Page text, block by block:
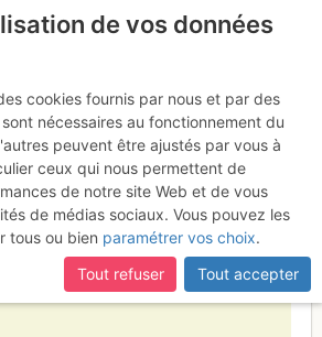
de Morgiou -
Michel : ZI -
Dimanche 26 février 2017
du-Rhône
de vos données
cookies fournis par nous et par des
nécessaires au fonctionnement du
peuvent être ajustés par vous à
ceux qui nous permettent de
de notre site Web et de vous
de médias sociaux. Vous pouvez les
tous ou bien paramétrer vos choix.
Tout refuser
Tout accepter